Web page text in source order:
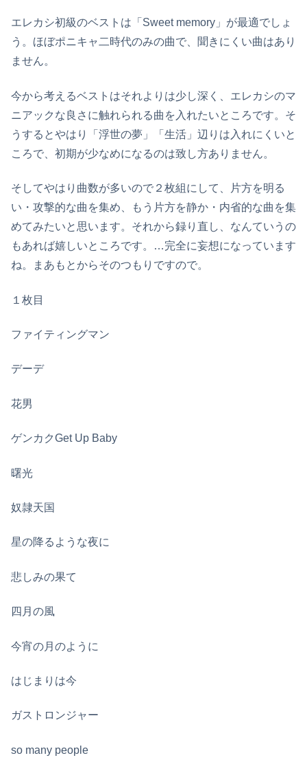
エレカシ初級のベストは「Sweet memory」が最適でしょ
う。ほぼポニキャ二時代のみの曲で、聞きにくい曲はあり
ません。
今から考えるベストはそれよりは少し深く、エレカシのマ
ニアックな良さに触れられる曲を入れたいところです。そ
うするとやはり「浮世の夢」「生活」辺りは入れにくいと
ころで、初期が少なめになるのは致し方ありません。
そしてやはり曲数が多いので２枚組にして、片方を明る
い・攻撃的な曲を集め、もう片方を静か・内省的な曲を集
めてみたいと思います。それから録り直し、なんていうの
もあれば嬉しいところです。…完全に妄想になっています
ね。まあもとからそのつもりですので。
１枚目
ファイティングマン
デーデ
花男
ゲンカクGet Up Baby
曙光
奴隷天国
星の降るような夜に
悲しみの果て
四月の風
今宵の月のように
はじまりは今
ガストロンジャー
so many people